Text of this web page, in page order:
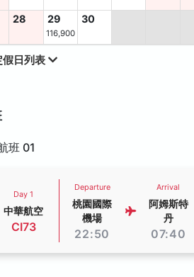
28 29
116,900
30
假日列表
班 01
Day 1
中華航空
CI73
Departure
桃園國際
機場
22:50
Arrival
阿姆斯特
丹
07:40